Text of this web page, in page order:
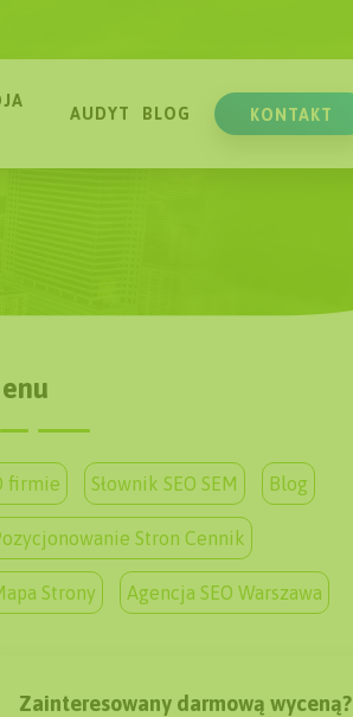
AUDYT BLOG KONTAKT
firmie Słownik SEO SEM Blog
Stron Cennik
Strony Agencja SEO Warszawa
Zainteresowany darmową wyceną?